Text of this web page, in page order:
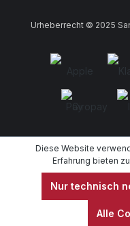
Urheberrecht © 2025
Diese Website
Erfahrung bieten
Nur technisch
Alle